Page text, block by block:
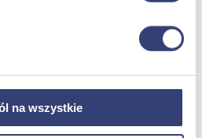
na wszystkie
Innowacyjna siłownia HUR
Kosmetyki Weyergans